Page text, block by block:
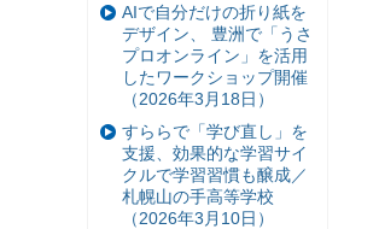
AIで自分だけの折り紙を
デザイン、 豊洲で「うさ
プロオンライン」を活用
したワークショップ開催
（2026年3月18日）
すららで「学び直し」を
支援、効果的な学習サイ
クルで学習習慣も醸成／
札幌山の手高等学校
（2026年3月10日）